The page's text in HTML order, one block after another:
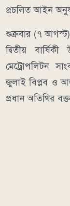
প্রচলিত আইন
শুক্রবার (৭ আগস্ট)
দ্বিতীয়
মেট্রোপলিটন
জুলাই বিপ্লব ও
প্রধান অতিথির